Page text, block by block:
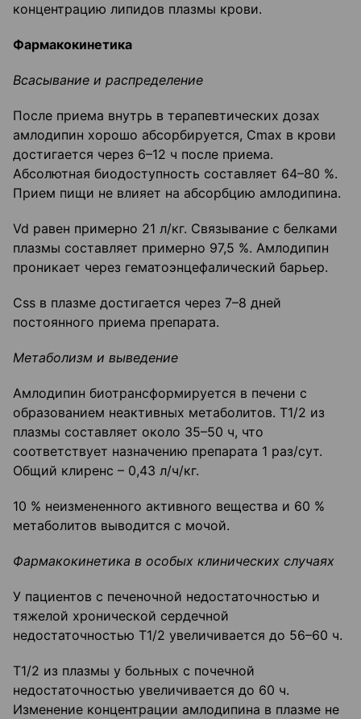
концентрацию липидов плазмы крови.
Фармакокинетика
Всасывание и распределение
После приема внутрь в терапевтических дозах
амлодипин хорошо абсорбируется, Cmax в крови
достигается через 6–12 ч после приема.
Абсолютная биодоступность составляет 64–80 %.
Прием пищи не влияет на абсорбцию амлодипина.
Vd равен примерно 21 л/кг. Связывание с белками
плазмы составляет примерно 97,5 %. Амлодипин
проникает через гематоэнцефалический барьер.
Css в плазме достигается через 7–8 дней
постоянного приема препарата.
Метаболизм и выведение
Амлодипин биотрансформируется в печени с
образованием неактивных метаболитов. Т1/2 из
плазмы составляет около 35–50 ч, что
соответствует назначению препарата 1 раз/сут.
Общий клиренс – 0,43 л/ч/кг.
10 % неизмененного активного вещества и 60 %
метаболитов выводится с мочой.
Фармакокинетика в особых клинических случаях
У пациентов с печеночной недостаточностью и
тяжелой хронической сердечной
недостаточностью Т1/2 увеличивается до 56–60 ч.
T1/2 из плазмы у больных с почечной
недостаточностью увеличивается до 60 ч.
Изменение концентрации амлодипина в плазме не